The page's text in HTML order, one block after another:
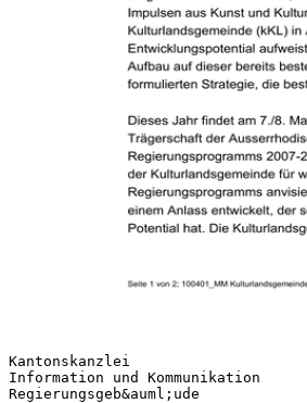
Kantonskanzlei
Information und Kommunikation
Regierungsgeb&auml;ude